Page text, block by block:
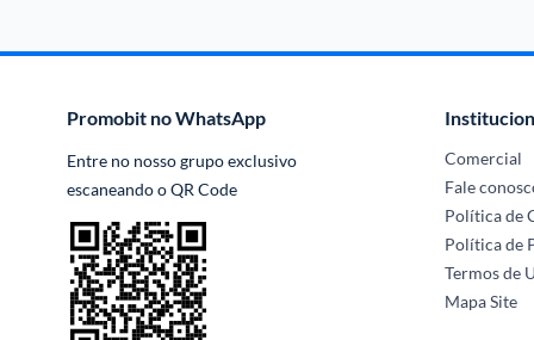
Promobit no WhatsApp
Entre no nosso grupo exclusivo
escaneando o QR Code
Comercial
Fale
Política de
Política de
Termos de
Mapa Site